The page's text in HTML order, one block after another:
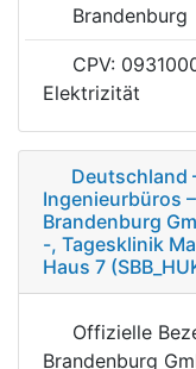
Brandenburg
CPV:
Elektrizität
Deutschland
Ingenieurbüros
Brandenburg
-, Tagesklinik
Haus 7
Offizielle
Brandenburg